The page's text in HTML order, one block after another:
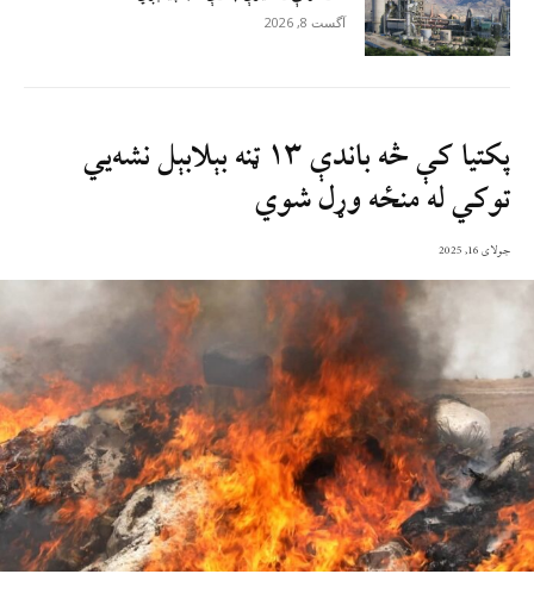
آگست 8, 2026
پکتیا کې څه باندې ۱۳ ټنه بېلابېل نشه‌يي
توکي له منځه وړل شوي
جولای 16, 2025